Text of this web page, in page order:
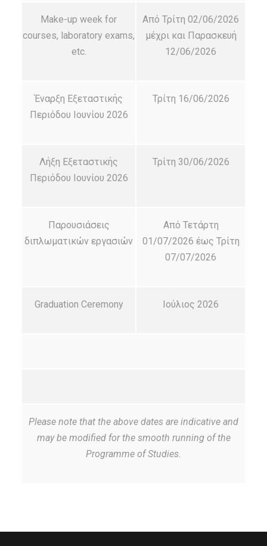
Make-up week for
courses, laboratory exams,
etc.
Από Τρίτη 02/06/2026
μέχρι και Παρασκευή
12/06/2026
Έναρξη Εξεταστικής
Περιόδου Ιουνίου 2026
Τρίτη 16/06/2026
Λήξη Εξεταστικής
Περιόδου Ιουνίου 2026
Τρίτη 30/06/2026
Παρουσιάσεις
διπλωματικών εργασιών
Από Τετάρτη
01/07/2026 έως Τρίτη
07/07/2026
Graduation Ceremony Ιούλιος 2026
Please note that the above dates are indicative and
may be modified for the smooth running of the
Programme of Studies.